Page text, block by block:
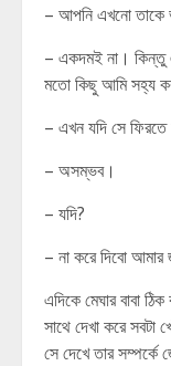
– আপনি এখনো তাকে
– একদমই না। কিন্তু
মতো কিছু আমি সহ্য
– এখন যদি সে ফিরতে
– অসম্ভব।
– যদি?
– না করে দিবো
এদিকে মেঘার বাবা
সাথে দেখা করে সবটা
সে দেখে তার সম্পর্কে